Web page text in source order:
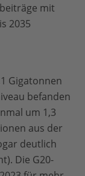
mit
2035
Gigatonnen
befanden
um 1,3
aus der
deutlich
Die G20-